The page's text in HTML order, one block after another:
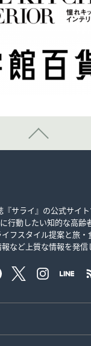
サライ』の公式サイト
行動したい知的な高齢
フスタイル提案と旅
など上質な情報を発信